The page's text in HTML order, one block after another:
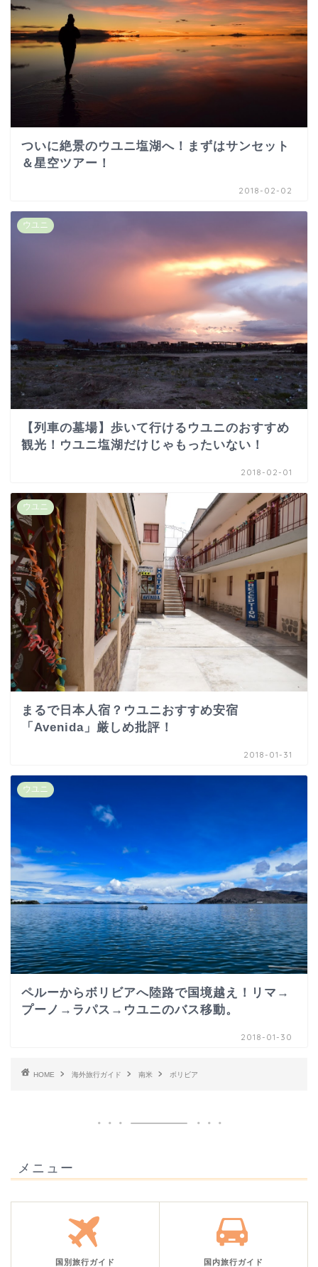
ついに絶景のウユニ塩湖へ！まずはサンセット
＆星空ツアー！
2018-02-02
ウユニ
【列車の墓場】歩いて行けるウユニのおすすめ
観光！ウユニ塩湖だけじゃもったいない！
2018-02-01
ウユニ
まるで日本人宿？ウユニおすすめ安宿
「Avenida」厳しめ批評！
2018-01-31
ウユニ
ペルーからボリビアへ陸路で国境越え！リマ→
プーノ→ラパス→ウユニのバス移動。
2018-01-30
HOME 海外旅行ガイド 南米 ボリビア
メニュー
国別旅行ガイド 国内旅行ガイド